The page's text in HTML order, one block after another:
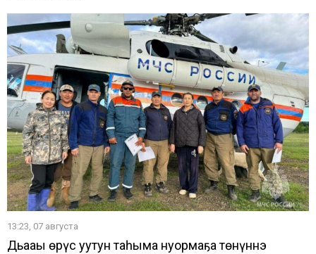
13:23, 07 августа
Дьааҥы өрүс уутун таһыма нуормаҕа төнүннэ